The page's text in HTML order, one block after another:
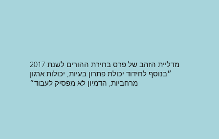
מדליית הזהב של פרס בחירת ההורים לשנת 2017
״בנוסף לחידוד יכולת פתרון בעיות, יכולות ארגון